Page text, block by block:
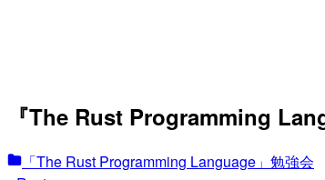
『The Rust Programming
「The Rust Programming Language」勉強会